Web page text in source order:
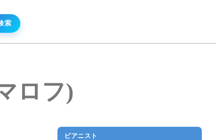
ロフ)
ピアニスト